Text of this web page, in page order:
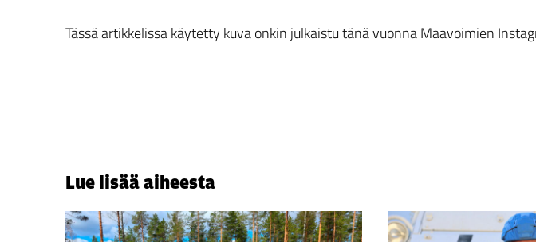
Tässä artikkelissa käytetty kuva onkin julkaistu tänä vuonna Maavoimien
Lue lisää aiheesta